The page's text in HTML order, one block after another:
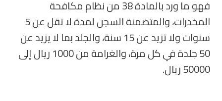
فهو ما ورد بالمادة 38 من نظام مكافحة
المخدرات، والمتضمنة السجن لمدة لا تقل عن 5
سنوات ولا تزيد عن 15 سنة، والجلد بما لا يزيد عن
50 جلدة في كل مرة، والغرامة من 1000 ريال إلى
50000 ريال.